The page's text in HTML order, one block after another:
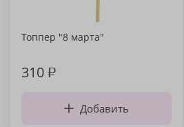
Топпер "8 марта"
310₽
Добавить